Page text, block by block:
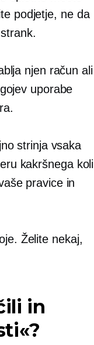
podjetje, ne da
njen račun ali
uporabe
strinja vsaka
kakršnega koli
pravice in
Želite nekaj,
in